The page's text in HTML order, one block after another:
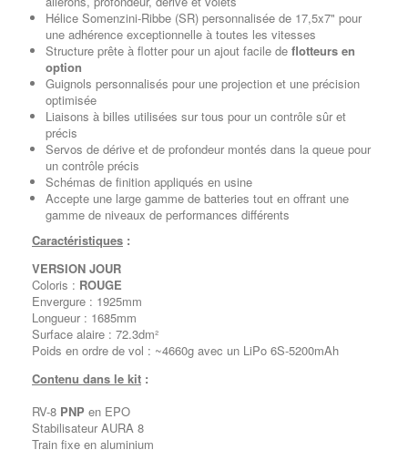
Hélice Somenzini-Ribbe (SR) personnalisée de 17,5x7" pour
une adhérence exceptionnelle à toutes les vitesses
Structure prête à flotter pour un ajout facile de flotteurs en
option
Guignols personnalisés pour une projection et une précision
optimisée
Liaisons à billes utilisées sur tous pour un contrôle sûr et
précis
Servos de dérive et de profondeur montés dans la queue pour
un contrôle précis
Schémas de finition appliqués en usine
Accepte une large gamme de batteries tout en offrant une
gamme de niveaux de performances différents
Caractéristiques :
VERSION JOUR
Coloris : ROUGE
Envergure : 1925mm
Longueur : 1685mm
Surface alaire : 72.3dm²
Poids en ordre de vol : ~4660g avec un LiPo 6S-5200mAh
Contenu dans le kit :
RV-8 PNP en EPO
Stabilisateur AURA 8
Train fixe en aluminium